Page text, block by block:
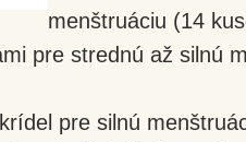
menštruáciu (14
pre strednú až silnú
pre silnú